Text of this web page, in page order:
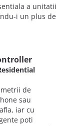
a unitatii
i un plus de
de
sau
iar cu
poti